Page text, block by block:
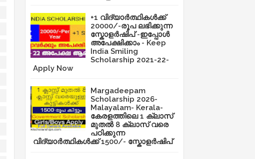
+1 വിദ്യാർത്ഥികൾക്ക്
20000/-രൂപ ലഭിക്കുന്ന
സ്കോളർഷിപ് -ഇപ്പോൾ
അപേക്ഷിക്കാം - Keep
India Smiling
Scholarship 2021-22-
Apply Now
Margadeepam
Scholarship 2026-
Malayalam- Kerala-
കേരളത്തിലെ 1 ക്ലാസ്
മുതൽ 8 ക്ലാസ് വരെ
പഠിക്കുന്ന
വിദ്യാർത്ഥികൾക്ക് 1500/- സ്കോളർഷിപ്